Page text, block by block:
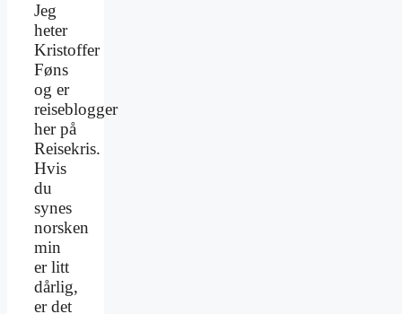
Jeg
heter
Kristoffer
Føns
og er
reiseblogger
her på
Reisekris.
Hvis
du
synes
norsken
min
er litt
dårlig,
er det